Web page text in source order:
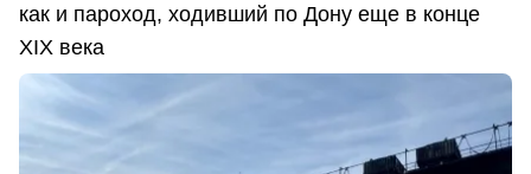
как и пароход, ходивший по Дону еще в конце
XIX века